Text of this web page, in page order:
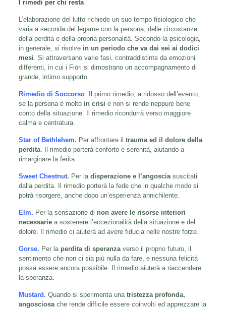
I rimedi per chi resta
L’elaborazione del lutto richiede un suo tempo fisiologico che
varia a seconda del legame con la persona, delle circostanze
della perdita e della propria personalità. Secondo la psicologia,
in generale, si risolve in un periodo che va dai sei ai dodici
mesi. Si attraversano varie fasi, contraddistinte da emozioni
differenti, in cui i Fiori si dimostrano un accompagnamento di
grande, intimo supporto.
Rimedio di Soccorso. Il primo rimedio, a ridosso dell’evento,
se la persona è molto in crisi e non si rende neppure bene
conto della situazione. Il rimedio ricondurrà verso maggiore
calma e centratura.
Star of Bethlehem. Per affrontare il trauma ed il dolore della
perdita. Il rimedio porterà conforto e serenità, aiutando a
rimarginare la ferita.
Sweet Chestnut. Per la disperazione e l’angosciasuscitati
dalla perdita. Il rimedio porterà la fede che in qualche modo si
potrà risorgere, anche dopo un’esperienza annichilente.
Elm. Per la sensazione di non avere le risorse interiori
necessariea sostenere l’eccezionalità della situazione e del
dolore. Il rimedio ci aiuterà ad avere fiducia nelle nostre forze.
Gorse. Per la perdita di speranzaverso il proprio futuro, il
sentimento che non ci sia più nulla da fare, e nessuna felicità
possa essere ancora possibile. Il rimedio aiuterà a riaccendere
la speranza.
Mustard. Quando si sperimenta una tristezza profonda,
angosciosache rende difficile essere coinvolti ed apprezzare la